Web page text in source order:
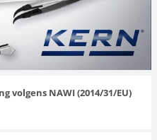
NAWI (2014/31/EU)